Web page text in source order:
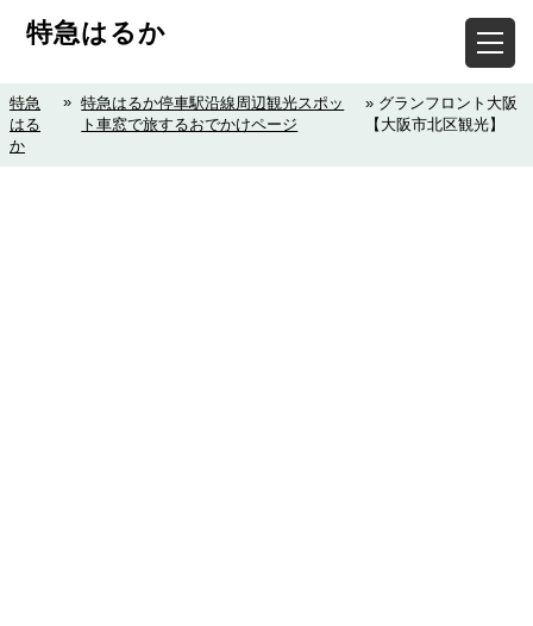
特急はるか
特急
はる
か
» 特急はるか停車駅沿線周辺観光スポッ
ト車窓で旅するおでかけページ
» グランフロント大阪
【大阪市北区観光】